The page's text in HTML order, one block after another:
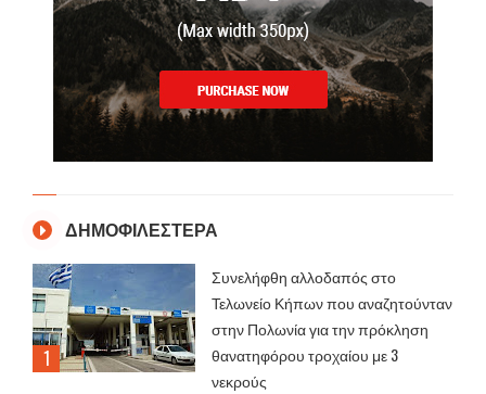
ΔΗΜΟΦΙΛΕΣΤΕΡΑ
Συνελήφθη αλλοδαπός στο
Τελωνείο Κήπων που αναζητούνταν
στην Πολωνία για την πρόκληση
θανατηφόρου τροχαίου με 3
νεκρούς